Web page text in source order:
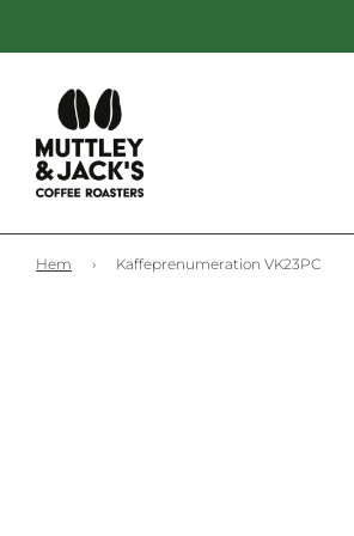
Hem › Kaffeprenumeration VK23PC